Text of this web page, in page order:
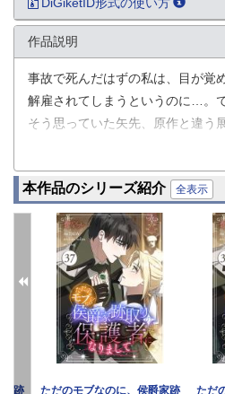
作品説明
事故で死んだはずの私は、目が覚
解雇されてしまうというのに…。
そう思っていた矢先、原作と違う
ど…。でも、この子たちを放っ
本作品のシリーズ紹介 全表示
家跡
ただのモブなのに、侯爵家跡
ただ